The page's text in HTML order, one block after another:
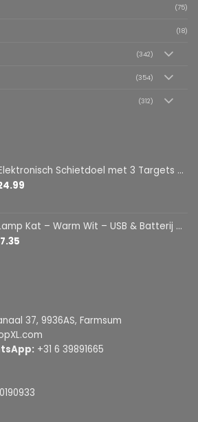
(75)
(18)
(342)
(354)
(312)
met 3 Targets – Automatische Reset – Digitaal Scorebord – voor Foam Darts
Wit – USB & Batterij – Decoratieve Tafellamp voor Kinderkamer – 28,5 x 24,5 cm
37, 9936AS, Farmsum
+31 6 39891665